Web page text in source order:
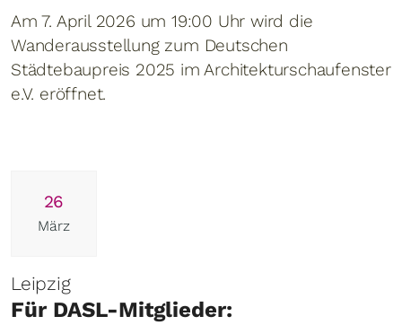
Am 7. April 2026 um 19:00 Uhr wird die
Wanderausstellung zum Deutschen
Städtebaupreis 2025 im Architekturschaufenster
e.V. eröffnet.
26
März
Leipzig
Für DASL-Mitglieder: